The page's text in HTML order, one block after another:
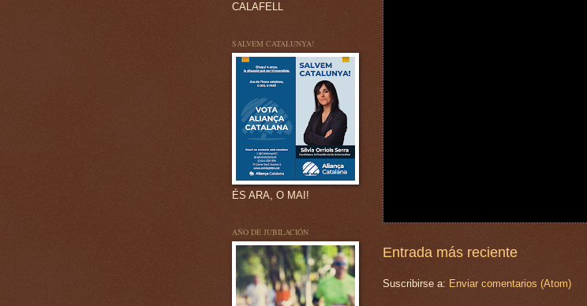
Entrada más reciente
Suscribirse a: Enviar comentarios (Atom)
CALAFELL
SALVEM CATALUNYA!
ÉS ARA, O MAI!
AÑO DE JUBILACIÓN